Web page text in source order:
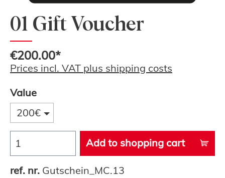
01 Gift Voucher
€200.00*
Prices incl. VAT plus shipping costs
Value
200€
Add to shopping cart
ref. nr. Gutschein_MC.13